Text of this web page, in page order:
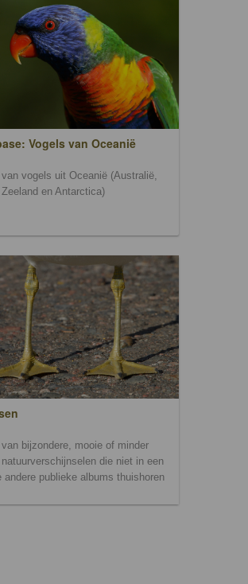
Vogels van Oceanië
van vogels uit Oceanië (Australië,
Zeeland en Antarctica)
van bijzondere, mooie of minder
die niet in een
andere publieke albums thuishoren